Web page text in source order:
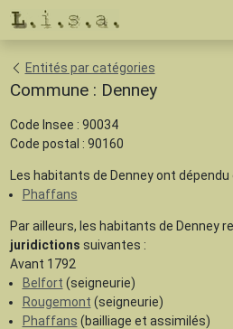
Entités par catégories
Commune : Denney
Code Insee : 90034
Code postal : 90160
Les habitants de Denney ont dépendu
Phaffans
Par ailleurs, les habitants de Denney
juridictions suivantes :
Avant 1792
Belfort (seigneurie)
Rougemont (seigneurie)
Phaffans (bailliage et assimilés)